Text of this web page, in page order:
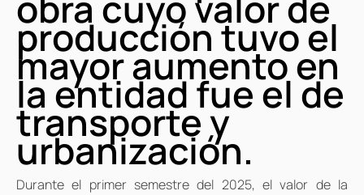
producción tuvo el
mayor aumento en
la entidad fue el de
transporte y
urbanización.
Durante el primer semestre del 2025, el valor de la